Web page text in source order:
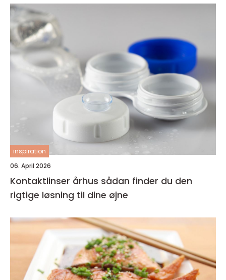
inspiration
06. April 2026
Kontaktlinser århus sådan finder du den
rigtige løsning til dine øjne